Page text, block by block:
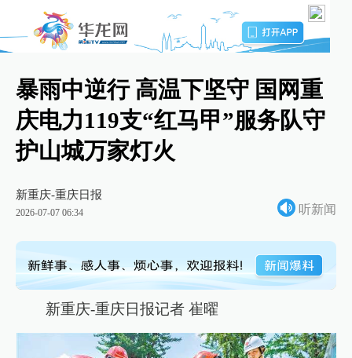
暴雨中逆行 高温下坚守 国网重
庆电力119支“红马甲”服务队守
护山城万家灯火
新重庆-重庆日报
2026-07-07 06:34 听新闻
新重庆-重庆日报记者 崔曜